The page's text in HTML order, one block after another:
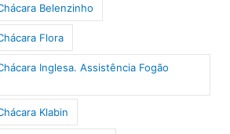
Belenzinho
Flora
Inglesa. Assistência Fogão
Klabin